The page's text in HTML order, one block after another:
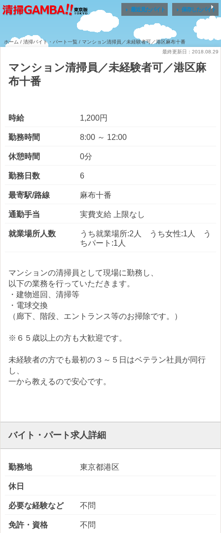
 最近見たバイト  保存したバイト
ホーム / 清掃バイト・パート一覧 / マンション清掃員／未経験者可／港区麻布十番
最終更新日：2018.08.29
マンション清掃員／未経験者可／港区麻
布十番
時給 1,200円
勤務時間 8:00 ～ 12:00
休憩時間 0分
勤務日数 6
最寄駅/路線 麻布十番
通勤手当 実費支給 上限なし
就業場所人数
うち就業場所:2人 うち女性:1人 う
ちパート:1人
マンションの清掃員として現場に勤務し、
以下の業務を行っていただきます。
・建物巡回、清掃等
・電球交換
（廊下、階段、エントランス等のお掃除です。）
※６５歳以上の方も大歓迎です。
未経験者の方でも最初の３～５日はベテラン社員が同行
し、
一から教えるので安心です。
バイト・パート求人詳細
勤務地 東京都港区
休日
必要な経験など 不問
免許・資格 不問